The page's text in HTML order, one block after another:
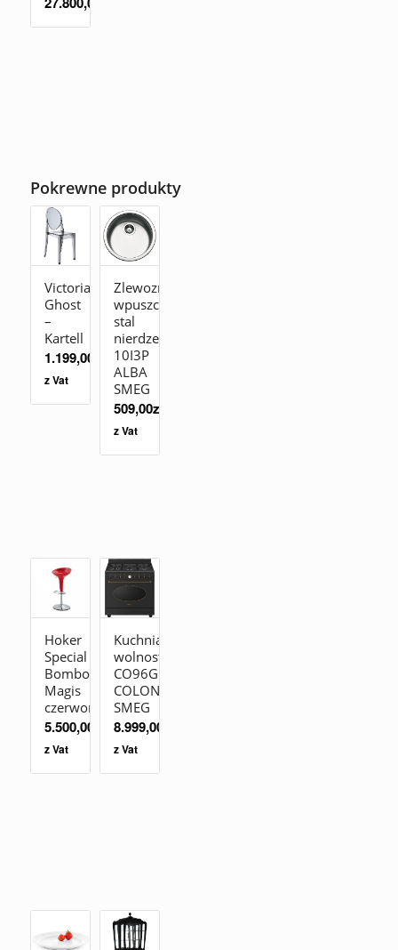
Pokrewne produkty
Victoria
Ghost
–
Kartell
1.199,00
z Vat
Zlewozmywak
wpuszczany
stal
nierdzewna
10I3P
ALBA
SMEG
509,00zł
z Vat
Hoker
Special
Bombo
Magis
czerwony
5.500,00
z Vat
Kuchnia
wolnostojąca
CO96GMA9
COLONIALE
SMEG
8.999,00
z Vat